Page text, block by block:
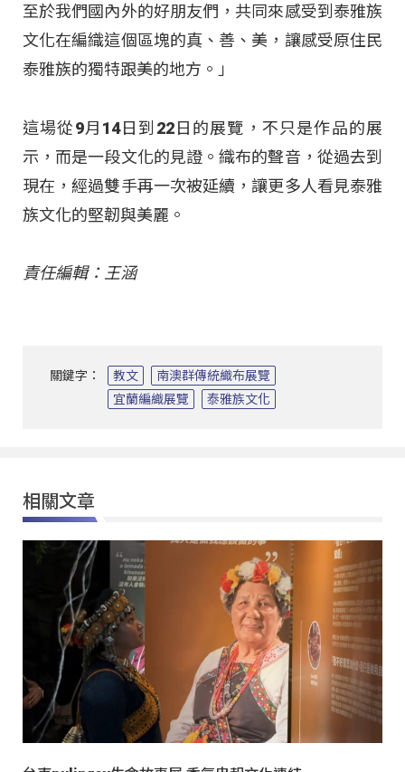
至於我們國內外的好朋友們，共同來感受到泰雅族
文化在編織這個區塊的真、善、美，讓感受原住民
泰雅族的獨特跟美的地方。」
這場從9月14日到22日的展覽，不只是作品的展
示，而是一段文化的見證。織布的聲音，從過去到
現在，經過雙手再一次被延續，讓更多人看見泰雅
族文化的堅韌與美麗。
責任編輯：王涵
關鍵字： 教文
南澳群傳統織布展覽
宜蘭編織展覽
泰雅族文化
相關文章